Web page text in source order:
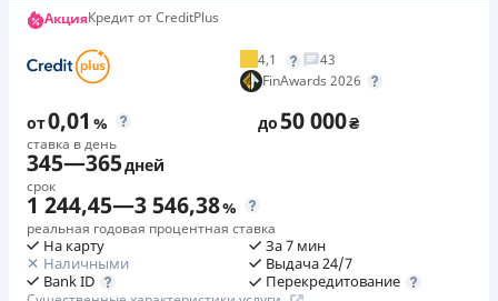
Акция: «Кешбэк за друга»
друг регистрируется и получает первый кредит (от
1000 грн), клиент автоматически получает 400 грн
кешбэка. Акция действует до 10.12.2026
🥉 Бронза FinAwards 2026
Бронзовый призер FinAwards 2026 «Лучшая программа
лояльности»
Первый займ
от 0,01%/день до 30 000 ₴
АкцияКредит от CreditPlus
4,1
43
FinAwards 2026
от0,01 %
ставка в день
до50 000₴
345—365дней
срок
1 244,45—3 546,38%
реальная годовая процентная ставка
На карту
Наличными
Bank ID
За 7 мин
Выдача 24/7
Перекредитование